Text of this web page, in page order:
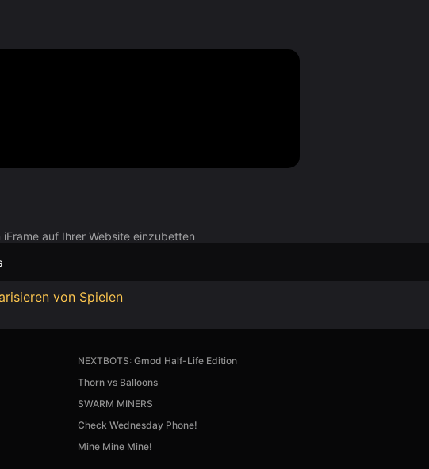
auf Ihrer Website einzubetten
von Spielen
NEXTBOTS: Gmod Half-Life Edition
Thorn vs Balloons
SWARM MINERS
Check Wednesday Phone!
Mine Mine Mine!